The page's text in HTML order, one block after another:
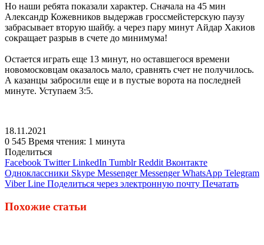
Но наши ребята показали характер. Сначала на 45 мин
Александр Кожевников выдержав гроссмейстерскую паузу
забрасывает вторую шайбу. а через пару минут Айдар Хакиов
сокращает разрыв в счете до минимума!
Остается играть еще 13 минут, но оставшегося времени
новомосковцам оказалось мало, сравнять счет не получилось.
А казанцы забросили еще и в пустые ворота на последней
минуте. Уступаем 3:5.
18.11.2021
0 545 Время чтения: 1 минута
Поделиться
Facebook Twitter LinkedIn Tumblr Reddit Вконтакте
Одноклассники Skype Messenger Messenger WhatsApp Telegram
Viber Line Поделиться через электронную почту Печатать
Похожие статьи